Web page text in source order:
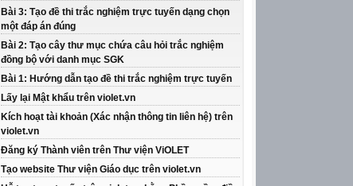
Bài 3: Tạo đề thi trắc nghiệm trực tuyến dạng chọn
một đáp án đúng
Bài 2: Tạo cây thư mục chứa câu hỏi trắc nghiệm
đồng bộ với danh mục SGK
Bài 1: Hướng dẫn tạo đề thi trắc nghiệm trực tuyến
Lấy lại Mật khẩu trên violet.vn
Kích hoạt tài khoản (Xác nhận thông tin liên hệ) trên
violet.vn
Đăng ký Thành viên trên Thư viện ViOLET
Tạo website Thư viện Giáo dục trên violet.vn